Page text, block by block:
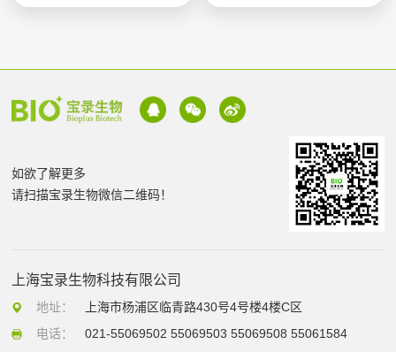
如欲了解更多
请扫描宝录生物微信二维码！
上海宝录生物科技有限公司
地址：
上海市杨浦区临青路430号4号楼4楼C区
电话：
021-55069502 55069503 55069508 55061584